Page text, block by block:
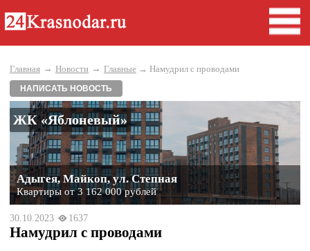
Главная → Новости → Главные → Намудрил с проводами
НАПИСАТЬ НОВОСТЬ
ЖК «Яблоневый»
Адыгея, Майкоп, ул. Степная
Квартиры от 3 162 000 рублей
30.10.2023 1637
Намудрил с проводами